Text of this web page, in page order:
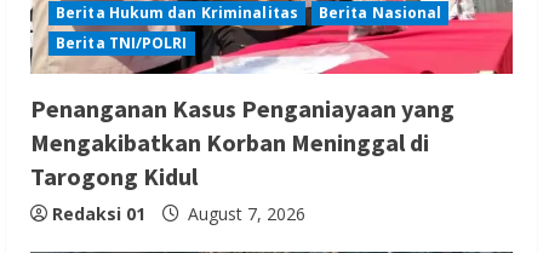
Berita Hukum dan Kriminalitas
Berita Nasional
Berita TNI/POLRI
Penanganan Kasus Penganiayaan yang
Mengakibatkan Korban Meninggal di
Tarogong Kidul
Redaksi 01 August 7, 2026